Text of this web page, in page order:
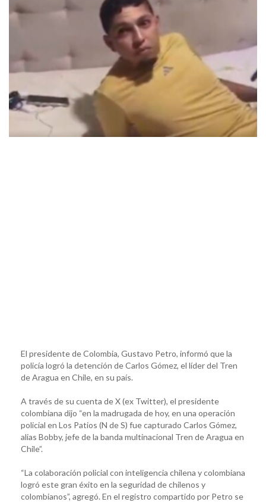
El presidente de Colombia, Gustavo Petro, informó que la
policía logró la detención de Carlos Gómez, el líder del Tren
de Aragua en Chile, en su país.
A través de su cuenta de X (ex Twitter), el presidente
colombiana dijo “en la madrugada de hoy, en una operación
policial en Los Patios (N de S) fue capturado Carlos Gómez,
alias Bobby, jefe de la banda multinacional Tren de Aragua en
Chile”.
“La colaboración policial con inteligencia chilena y colombiana
logró este gran éxito en la seguridad de chilenos y
colombianos”, agregó. En el registro compartido por Petro se